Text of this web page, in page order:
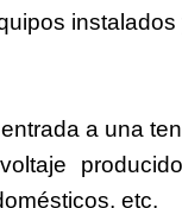
a una
etc.